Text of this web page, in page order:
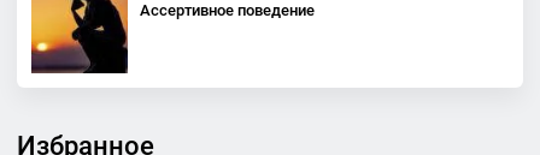
Ассертивное поведение
Избранное